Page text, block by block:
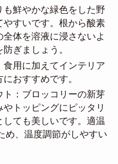
鮮やかな緑色をした野
すいです。根から酸素
体を溶液に浸さないよ
ぎましょう。
用に加えてインテリア
おすすめです。
：ブロッコリーの新芽
トッピングにピッタリ
ても美しいです。適温
め、温度調節がしやすい